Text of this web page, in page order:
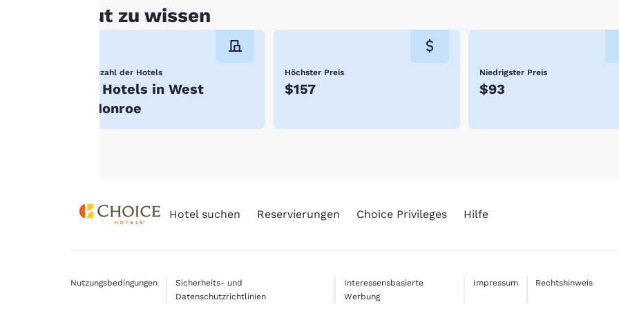
Gut zu wissen
Anzahl der Hotels
6 Hotels in West
Monroe
Höchster Preis
$157
Niedrigster Preis
$93
Cookies ablehnen“
werden die
Gerät gespeichert.
Weitere Informationen
Hotel suchen Reservierungen Choice Privileges Hilfe
Nutzungsbedingungen
Sicherheits- und
Datenschutzrichtlinien
Interessensbasierte
Werbung
Impressum Rechtshinweis